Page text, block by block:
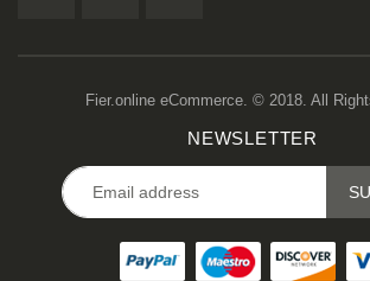
Fier.online eCommerce. © 2018. All
NEWSLETTER